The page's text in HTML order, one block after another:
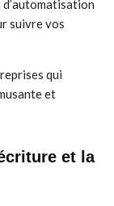
suivre vos
qui
et
et la